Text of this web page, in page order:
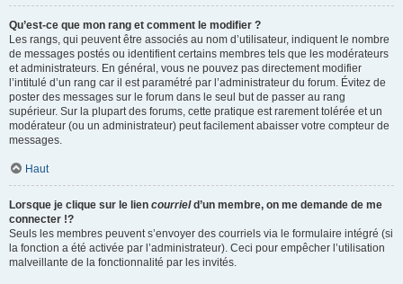
Qu’est-ce que mon rang et comment le modifier ?
Les rangs, qui peuvent être associés au nom d’utilisateur, indiquent le nombre
de messages postés ou identifient certains membres tels que les modérateurs
et administrateurs. En général, vous ne pouvez pas directement modifier
l’intitulé d’un rang car il est paramétré par l’administrateur du forum. Évitez de
poster des messages sur le forum dans le seul but de passer au rang
supérieur. Sur la plupart des forums, cette pratique est rarement tolérée et un
modérateur (ou un administrateur) peut facilement abaisser votre compteur de
messages.
Haut
Lorsque je clique sur le lien courrield’un membre, on me demande de me
connecter !?
Seuls les membres peuvent s’envoyer des courriels via le formulaire intégré (si
la fonction a été activée par l’administrateur). Ceci pour empêcher l’utilisation
malveillante de la fonctionnalité par les invités.